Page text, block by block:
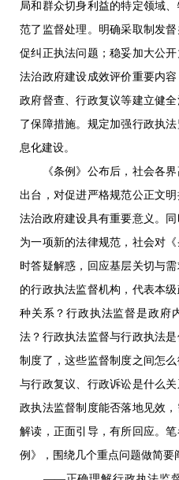
局和群众切身利益的特定领域
范了监督处理。明确采取制发
促纠正执法问题；稳妥加大公
法治政府建设成效评价重要内
政府督查、行政复议等建立健
了保障措施。规定加强行政执
息化建设。
《条例》公布后，社会各界
出台，对促进严格规范公正文
法治政府建设具有重要意义。
为一项新的法律规范，社会对
时答疑解惑，回应基层关切与
的行政执法监督机构，代表本
种关系？行政执法监督是政府
法？行政执法监督与行政执法
制度了，这些监督制度之间怎
与行政复议、行政诉讼是什么
政执法监督制度能否落地见效
解读，正面引导，有所回应。
例》，围绕几个重点问题做简要